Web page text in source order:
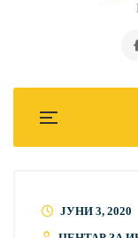
ЈУНИ 3, 2020